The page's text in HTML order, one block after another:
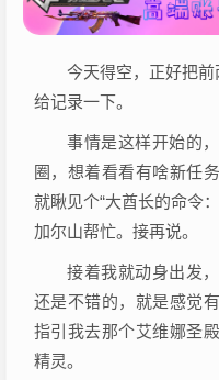
今天得空，正好把前
给记录一下。
事情是这样开始的
圈，想着看看有啥新任
就瞅见个“大酋长的命令
加尔山帮忙。接再说。
接着我就动身出发
还是不错的，就是感觉
指引我去那个艾维娜圣
精灵。